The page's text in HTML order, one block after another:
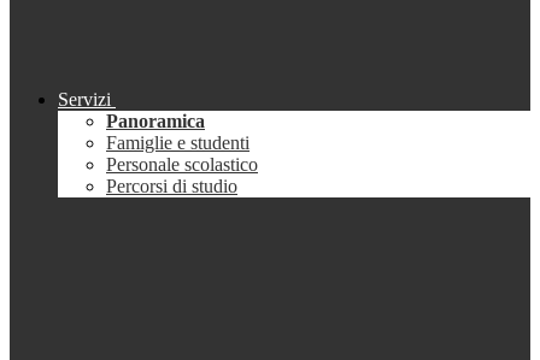
Servizi
Panoramica
Famiglie e studenti
Personale scolastico
Percorsi di studio